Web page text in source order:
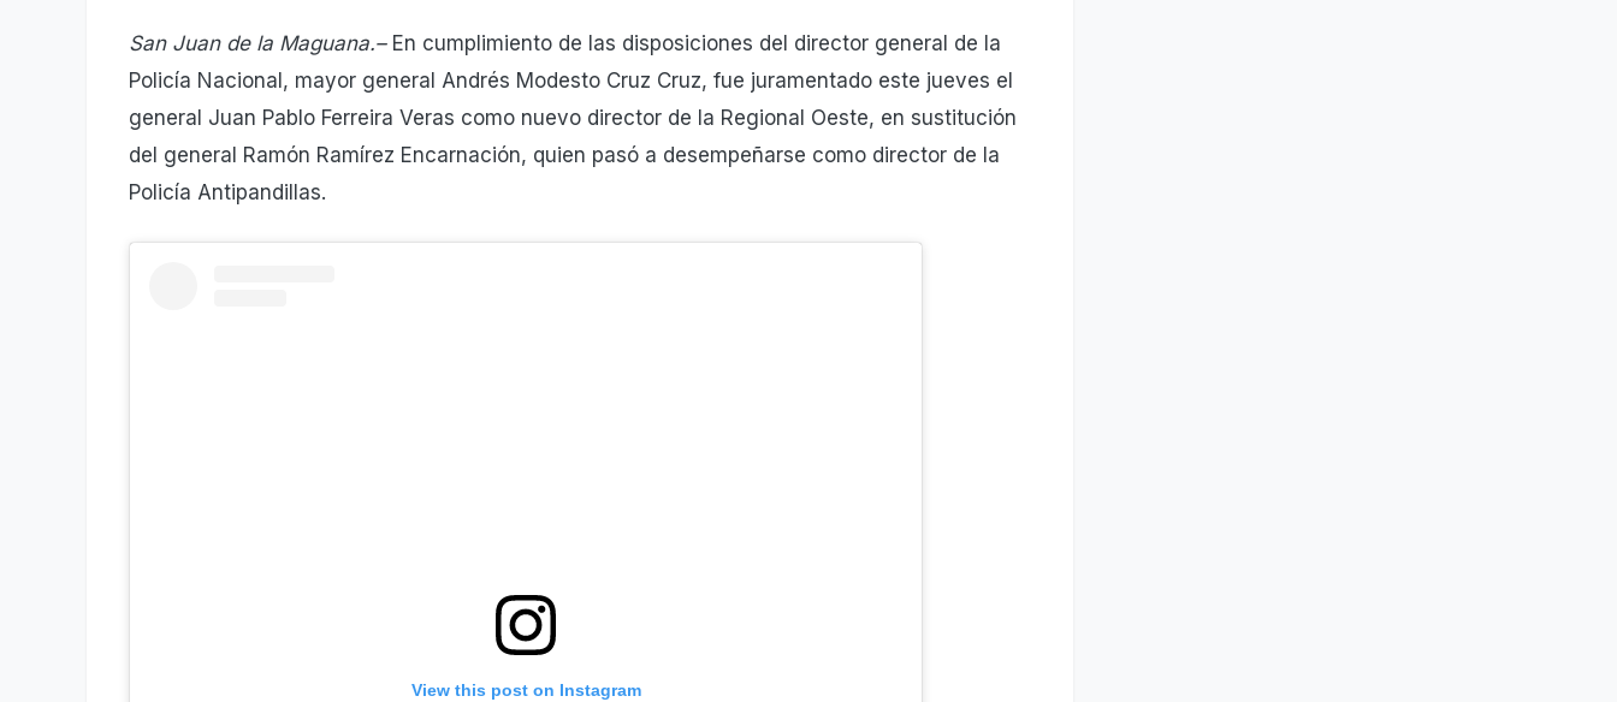
San Juan de la Maguana.–En cumplimiento de las disposiciones del director general de la
Policía Nacional, mayor general Andrés Modesto Cruz Cruz, fue juramentado este jueves el
general Juan Pablo Ferreira Veras como nuevo director de la Regional Oeste, en sustitución
del general Ramón Ramírez Encarnación, quien pasó a desempeñarse como director de la
Policía Antipandillas.
View this post on Instagram